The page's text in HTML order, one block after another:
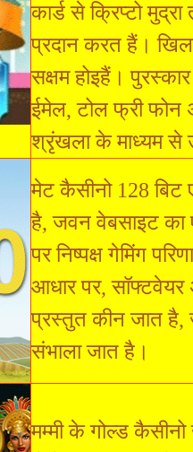
कार्ड से क्रिप्टो
प्रदान करत हैं।
सक्षम होइहैं।
ईमेल, टोल फ्री
श्रृंखला के माध्यम
मेट कैसीनो 128
है, जवन वेबसाइट का
पर निष्पक्ष गेमिंग
आधार पर, सॉफ्टवेयर
प्रस्तुत कीन जात है,
संभाला जात है।
मम्मी के गोल्ड